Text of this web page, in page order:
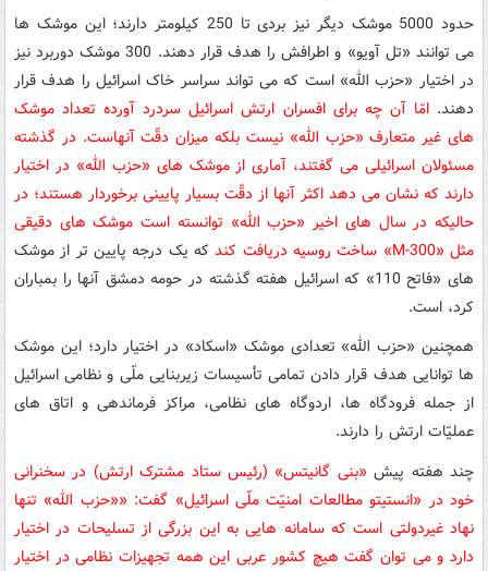
حدود 5000 موشک دیگر نیز بردی تا 250 کیلومتر دارند؛ این موشک ها
می توانند «تل آویو» و اطرافش را هدف قرار دهند. 300 موشک دوربرد نیز
در اختیار «حزب الله» است که می تواند سراسر خاک اسرائیل را هدف قرار
دهند.امّا آن چه برای افسران ارتش اسرائیل سردرد آورده تعداد موشک
های غیر متعارف «حزب الله» نیست بلکه میزان دقّت آنهاست. در گذشته
مسئولان اسرائیلی می گفتند، آماری از موشک های «حزب الله» در اختیار
دارند که نشان می دهد اکثر آنها از دقّت بسیار پایینی برخوردار هستند؛ در
حالیکه در سال های اخیر «حزب الله» توانسته است موشک های دقیقی
مثل «M-300
» ساخت روسیه دریافت کندکه یک درجه پایین تر از موشک
های «فاتح 110» که اسرائیل هفته گذشته در حومه دمشق آنها را بمباران
کرد، است.
همچنین «حزب الله» تعدادی موشک «اسکاد» در اختیار دارد؛ این موشک
ها توانایی هدف قرار دادن تمامی تأسیسات زیربنایی ملّی و نظامی اسرائیل
از جمله فرودگاه ها، اردوگاه های نظامی، مراکز فرماندهی و اتاق های
عملیّات ارتش را دارند.
چند هفته پیش «بنی گانیتس» (رئیس ستاد مشترک ارتش) در سخنرانی
خود در «انستیتو مطالعات امنیّت ملّی اسرائیل» گفت: ««حزب الله» تنها
نهاد غیردولتی است که سامانه هایی به این بزرگی از تسلیحات در اختیار
دارد و می توان گفت هیچ کشور عربی این همه تجهیزات نظامی در اختیار